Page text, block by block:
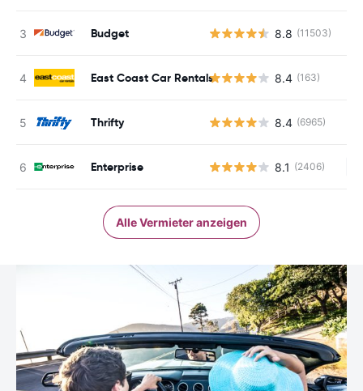
Budget 8.8 (11503)
East Coast Car Rentals 8.4 (163)
Thrifty 8.4 (6965)
Enterprise 8.1 (2406)
Alle Vermieter anzeigen